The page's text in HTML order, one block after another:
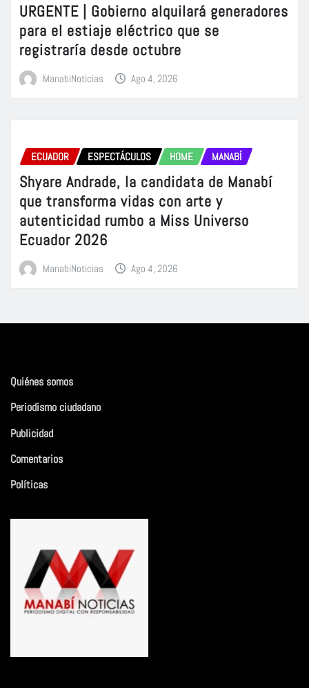
URGENTE | Gobierno alquilará generadores
para el estiaje eléctrico que se
registraría desde octubre
ManabiNoticias Ago 4, 2026
ECUADOR ESPECTÁCULOS HOME MANABÍ
Shyare Andrade, la candidata de Manabí
que transforma vidas con arte y
autenticidad rumbo a Miss Universo
Ecuador 2026
ManabiNoticias Ago 4, 2026
Quiénes somos
Periodismo ciudadano
Publicidad
Comentarios
Políticas